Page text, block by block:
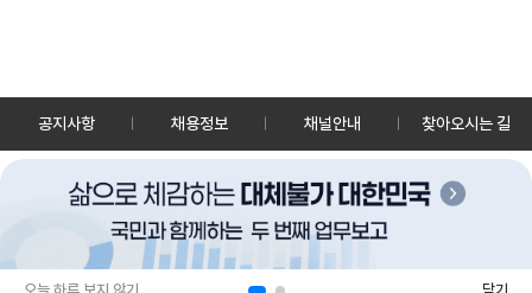
공지사항 채용정보 채널안내 찾아오시는 길
30128 세종특별자치시 정부2청사로 13 한국정책방송원 KTV
TEL: 044-204-8000
Copyrightⓒ KTV 국민방송 All Rights Reserved.
PC버전 앱 다운로드